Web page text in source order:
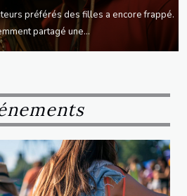
préférés des filles a encore frappé.
partagé une...